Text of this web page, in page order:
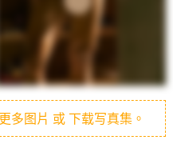
多图片 或 下载写真集。